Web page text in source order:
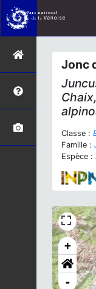
Jonc
Classe :
Famille :
Espèce :
+
-